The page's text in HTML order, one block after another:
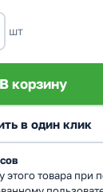
шт
товара при